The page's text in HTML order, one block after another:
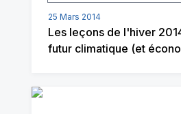
25 Mars 2014
Les leçons de l'hiver
futur climatique (et